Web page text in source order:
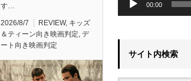
す…
2026/8/7 REVIEW, キッズ
＆ティーン向き映画判定, デ
ート向き映画判定
00:00
サイト内検索